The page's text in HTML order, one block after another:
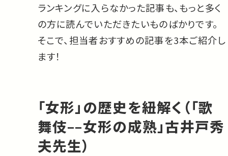
ランキングに入らなかった記事も、もっと多く
の方に読んでいただきたいものばかりです。
そこで、担当者おすすめの記事を3本ご紹介し
ます！
「女形」の歴史を紐解く（「歌
舞伎––女形の成熟」古井戸秀
夫先生）